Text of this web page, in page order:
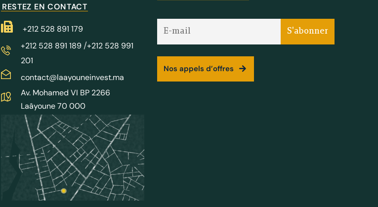
RESTEZ EN CONTACT
+212 528 891 179
+212 528 891 189/+212 528 991
201
contact@laayouneinvest.ma
Av. Mohamed VI BP 2266
Laâyoune 70 000
Nos appels d’offres